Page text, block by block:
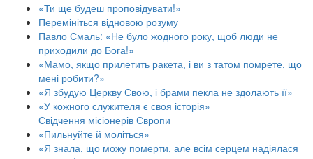
«Ти ще будеш проповідувати!»
Перемініться відновою розуму
Павло Смаль: «Не було жодного року, щоб люди не
приходили до Бога!»
«Мамо, якщо прилетить ракета, і ви з татом помрете, що
мені робити?»
«Я збудую Церкву Свою, і брами пекла не здолають її»
«У кожного служителя є своя історія»
Свідчення місіонерів Європи
«Пильнуйте й моліться»
«Я знала, що можу померти, але всім серцем надіялася